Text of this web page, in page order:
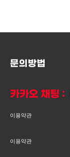
문의방법
카카오 채팅 :
이용약관
이용약관